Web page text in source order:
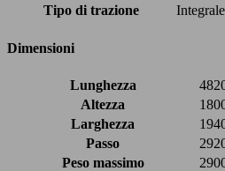
Tipo di trazione
Integrale
Dimensioni
Lunghezza
Altezza
Larghezza
Passo
Peso massimo